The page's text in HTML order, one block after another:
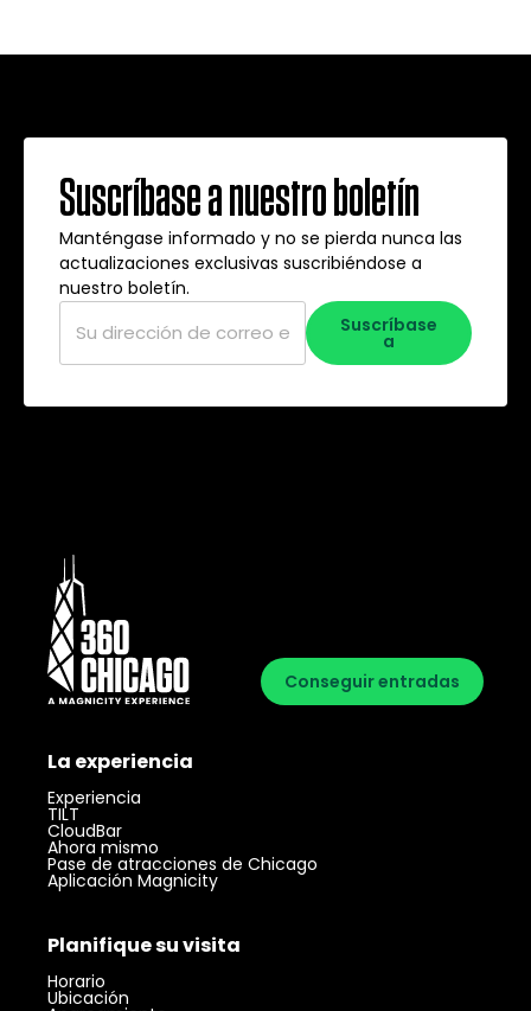
Suscríbase a nuestro boletín
Manténgase informado y no se pierda nunca las
actualizaciones exclusivas suscribiéndose a
nuestro boletín.
Correo
electrónico
Suscríbase
a
Conseguir entradas
La experiencia
Experiencia
TILT
CloudBar
Ahora mismo
Pase de atracciones de Chicago
Aplicación Magnicity
Planifique su visita
Horario
Ubicación